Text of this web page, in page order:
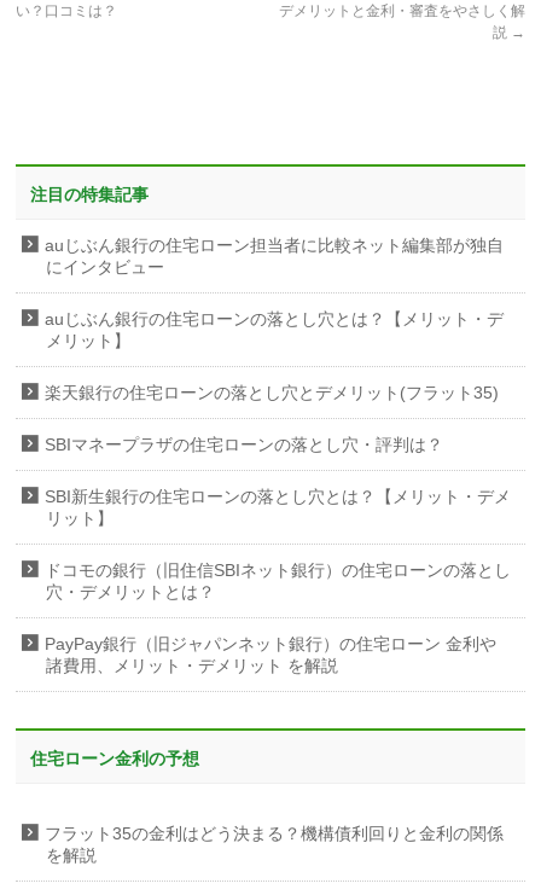
い？口コミは？
デメリットと金利・審査をやさしく解
説 →
注目の特集記事
auじぶん銀行の住宅ローン担当者に比較ネット編集部が独自
にインタビュー
auじぶん銀行の住宅ローンの落とし穴とは？【メリット・デ
メリット】
楽天銀行の住宅ローンの落とし穴とデメリット(フラット35)
SBIマネープラザの住宅ローンの落とし穴・評判は？
SBI新生銀行の住宅ローンの落とし穴とは？【メリット・デメ
リット】
ドコモの銀行（旧住信SBIネット銀行）の住宅ローンの落とし
穴・デメリットとは？
PayPay銀行（旧ジャパンネット銀行）の住宅ローン 金利や
諸費用、メリット・デメリット を解説
住宅ローン金利の予想
フラット35の金利はどう決まる？機構債利回りと金利の関係
を解説